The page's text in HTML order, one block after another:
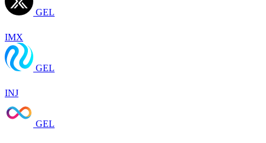
GEL
IMX
GEL
INJ
GEL